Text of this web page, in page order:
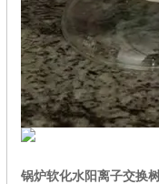
锅炉软化水阳离子交换